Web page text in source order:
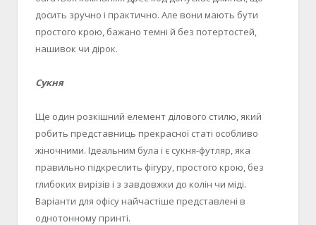
досить зручно і практично. Але вони мають бути
простого крою, бажано темні й без потертостей,
нашивок чи дірок.
Сукня
Ще один розкішний елемент ділового стилю, який
робить представниць прекрасної статі особливо
жіночними. Ідеальним була і є сукня-футляр, яка
правильно підкреслить фігуру, простого крою, без
глибоких вирізів і з завдовжки до колін чи міді.
Варіанти для офісу найчастіше представлені в
однотонному принті.